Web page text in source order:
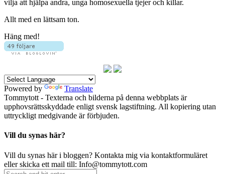
vilja att hjälpa andra, unga homosexuella tjejer och killar.
Allt med en lättsam ton.
Häng med!
Powered by
Translate
Tommytott - Texterna och bilderna på denna webbplats är
upphovsrättsskyddade enligt svensk lagstiftning. All kopiering utan
uttryckligt medgivande är förbjuden.
Vill du synas här?
Vill du synas här i bloggen? Kontakta mig via kontaktformuläret
eller skicka ett mail till: Info@tommytott.com